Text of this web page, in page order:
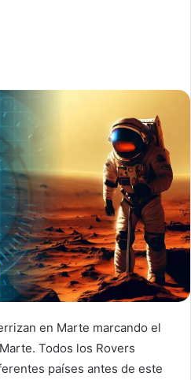
en Marte marcando el
Todos los Rovers
países antes de este